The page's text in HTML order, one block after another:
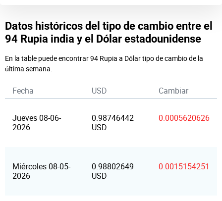
Datos históricos del tipo de cambio entre el
94 Rupia india y el Dólar estadounidense
En la table puede encontrar 94 Rupia a Dólar tipo de cambio de la
última semana.
Fecha USD Cambiar
Jueves 08-06-
2026
0.98746442
USD
0.0005620626
Miércoles 08-05-
2026
0.98802649
USD
0.0015154251